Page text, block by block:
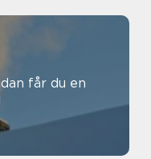
får du en